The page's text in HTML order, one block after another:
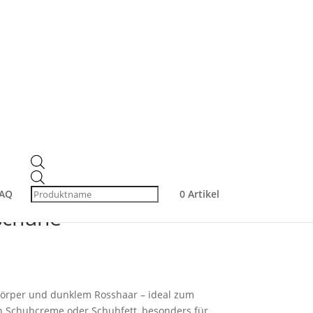
search
0 Artikel
/ Pastabürste
– ideal für
und dunklem Rosshaar – ideal zum
Schuhcreme oder Schuhfett, besonders für